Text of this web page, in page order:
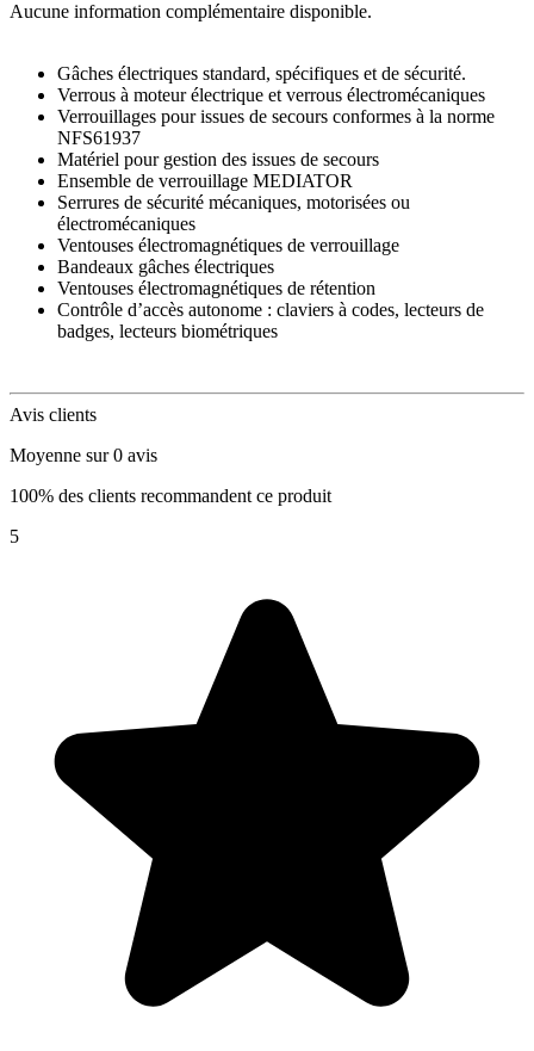
Aucune information complémentaire disponible.
Gâches électriques standard, spécifiques et de sécurité.
Verrous à moteur électrique et verrous électromécaniques
Verrouillages pour issues de secours conformes à la norme
NFS61937
Matériel pour gestion des issues de secours
Ensemble de verrouillage MEDIATOR
Serrures de sécurité mécaniques, motorisées ou
électromécaniques
Ventouses électromagnétiques de verrouillage
Bandeaux gâches électriques
Ventouses électromagnétiques de rétention
Contrôle d’accès autonome : claviers à codes, lecteurs de
badges, lecteurs biométriques
Avis clients
Moyenne sur 0 avis
100% des clients recommandent ce produit
5